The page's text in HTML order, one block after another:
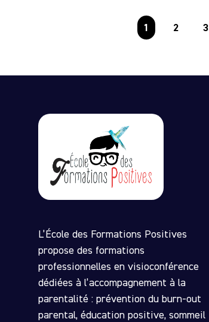
1 2 3
L’École des Formations Positives
propose des formations
professionnelles en visioconférence
dédiées à l’accompagnement à la
parentalité : prévention du burn-out
parental, éducation positive, sommeil